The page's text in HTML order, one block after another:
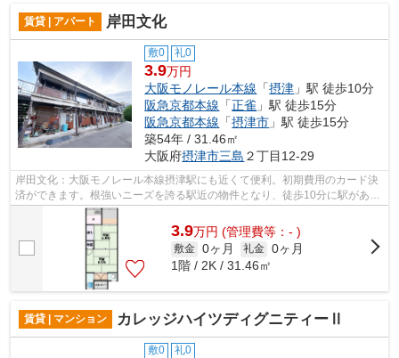
賃貸 | アパート 岸田文化
敷0 礼0
3.9万円
大阪モノレール本線 「摂津 」駅 徒歩10分
阪急京都本線 「正雀 」駅 徒歩15分
阪急京都本線 「摂津市 」駅 徒歩15分
築54年 / 31.46㎡
大阪府摂津市三島 ２丁目12-29
岸田文化：大阪モノレール本線摂津駅にも近くて便利。初期費用のカード決
済ができます。根強いニーズを誇る駅近の物件となり、徒歩10分に駅があり
ます。こちらの物件はアパートです。...
3.9万円 (管理費等：- )
敷金 0ヶ月 礼金 0ヶ月
1階 / 2K / 31.46㎡
賃貸 | マンション カレッジハイツディグニティーⅡ
敷0 礼0